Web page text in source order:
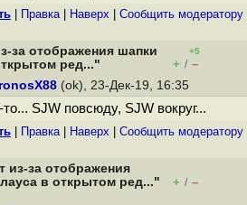
Правка| Наверх Cообщить модератору
за отображения шапки
ред..."
+5
+ / –
(ok), 23-Дек-19, 16:35
SJW повсюду, SJW вокруг...
Правка| Наверх Cообщить модератору
из-за отображения
в открытом ред..."
+ / –